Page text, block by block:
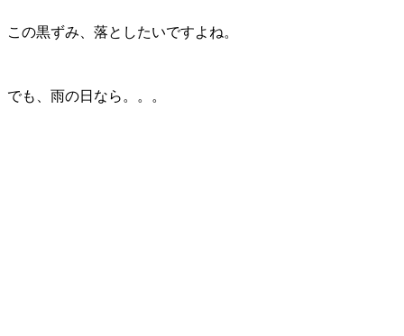
この黒ずみ、落としたいですよね。
でも、雨の日なら。。。